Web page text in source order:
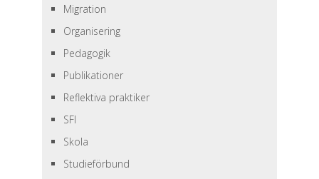
Migration
Organisering
Pedagogik
Publikationer
Reflektiva praktiker
SFI
Skola
Studieförbund